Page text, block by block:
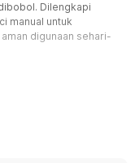
Dilengkapi
manual untuk
digunaan sehari-
dikenali sebagai